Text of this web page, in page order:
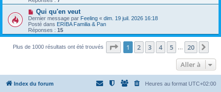
s
s
a
g
e
e
a
m
e
s
a
N
o
u
v
e
u
a
e
Qui qu'en veut
Dernier message par Feeling « dim. 19 juil. 2026 16:18
Posté dans ERIBA Familia & Pan
Réponses : 15
Plus de 1000 résultats ont été trouvés Page 1sur20
1 2 3 4 5 20
Aller à
Index du forum Heures au format UTC+02:00